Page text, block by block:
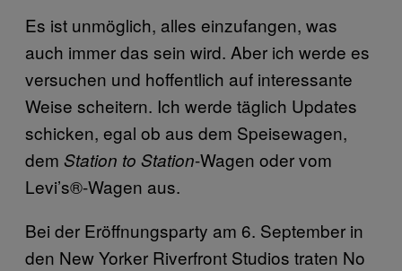
Es ist unmöglich, alles einzufangen, was
auch immer das sein wird. Aber ich werde es
versuchen und hoffentlich auf interessante
Weise scheitern. Ich werde täglich Updates
schicken, egal ob aus dem Speisewagen,
dem Station to Station-Wagen oder vom
Levi’s®-Wagen aus.
Bei der Eröffnungsparty am 6. September in
den New Yorker Riverfront Studios traten No